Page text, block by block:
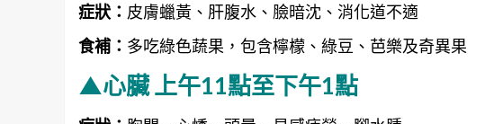
症狀： 皮膚蠟黃、肝腹水、臉暗沈、消化道不適
食補： 多吃綠色蔬果，包含檸檬、綠豆、芭樂及奇異果
▲心臟 上午11點至下午1點